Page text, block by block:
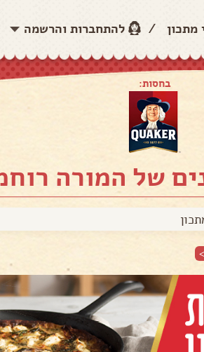
מתכון / להתחברות והרשמה
בחסות:
של המורה
>